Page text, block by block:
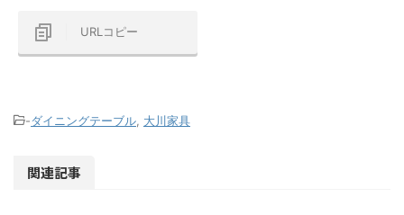
URLコピー
-ダイニングテーブル 大川家具
関連記事